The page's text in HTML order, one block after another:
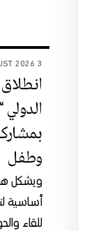
3 AUGUST 2026
وطفل
ويشكل
أساسية
للقاء